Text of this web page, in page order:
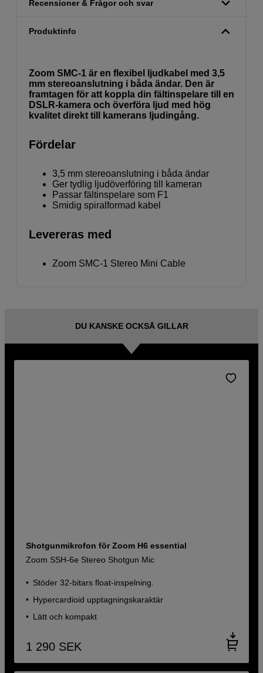
Recensioner & Frågor och svar
Produktinfo
Zoom SMC-1 är en flexibel ljudkabel med 3,5
mm stereoanslutning i båda ändar. Den är
framtagen för att koppla din fältinspelare till en
DSLR-kamera och överföra ljud med hög
kvalitet direkt till kamerans ljudingång.
Fördelar
3,5 mm stereoanslutning i båda ändar
Ger tydlig ljudöverföring till kameran
Passar fältinspelare som F1
Smidig spiralformad kabel
Levereras med
Zoom SMC-1 Stereo Mini Cable
DU KANSKE OCKSÅ GILLAR
Shotgunmikrofon för Zoom H6 essential
Zoom SSH-6e Stereo Shotgun Mic
Stöder 32-bitars float-inspelning.
Hypercardioid upptagningskaraktär
Lätt och kompakt
1 290 SEK